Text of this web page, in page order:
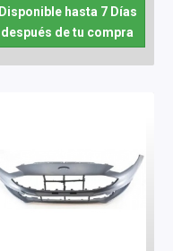
Disponible hasta 7 Días
después de tu compra